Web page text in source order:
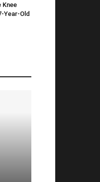
Knee
Year-Old